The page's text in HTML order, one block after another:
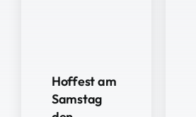
Hoffest am
Samstag